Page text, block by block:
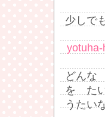
少しで
どん
を た
うたい